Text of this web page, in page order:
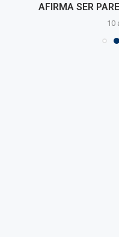
AFIRMA SER
10